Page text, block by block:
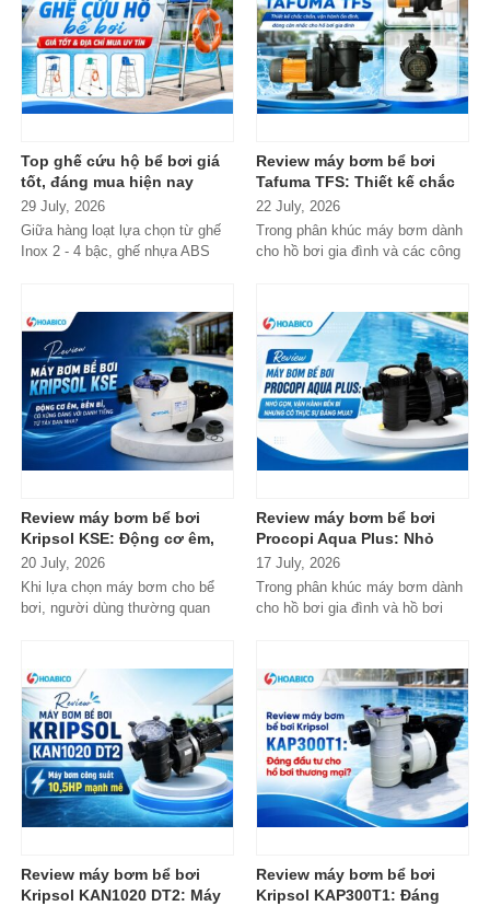
Top ghế cứu hộ bể bơi giá
tốt, đáng mua hiện nay
29 July, 2026
Giữa hàng loạt lựa chọn từ ghế
Inox 2 - 4 bậc, ghế nhựa ABS
Review máy bơm bể bơi
Tafuma TFS: Thiết kế chắc
chắn, vận hành ổn định,
đáng cân nhắc cho hồ bơi
gia đình
22 July, 2026
Trong phân khúc máy bơm dành
cho hồ bơi gia đình và các công
Review máy bơm bể bơi
Kripsol KSE: Động cơ êm,
bền bỉ, có xứng đáng với
danh tiếng từ Tây Ban Nha?
20 July, 2026
Khi lựa chọn máy bơm cho bể
bơi, người dùng thường quan
Review máy bơm bể bơi
Procopi Aqua Plus: Nhỏ
gọn, vận hành bền bỉ
nhưng có thực sự đáng
mua?
17 July, 2026
Trong phân khúc máy bơm dành
cho hồ bơi gia đình và hồ bơi
Review máy bơm bể bơi
Kripsol KAN1020 DT2: Máy
Review máy bơm bể bơi
Kripsol KAP300T1: Đáng